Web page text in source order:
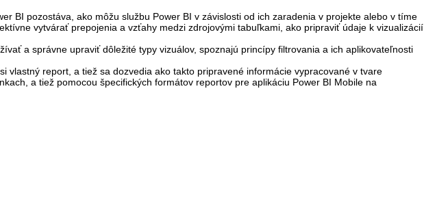
BI pozostáva, ako môžu službu Power BI v závislosti od ich zaradenia v projekte alebo v tíme
vytvárať prepojenia a vzťahy medzi zdrojovými tabuľkami, ako pripraviť údaje k vizualizácií
a správne upraviť dôležité typy vizuálov, spoznajú princípy filtrovania a ich aplikovateľnosti
report, a tiež sa dozvedia ako takto pripravené informácie vypracované v tvare
a tiež pomocou špecifických formátov reportov pre aplikáciu Power BI Mobile na